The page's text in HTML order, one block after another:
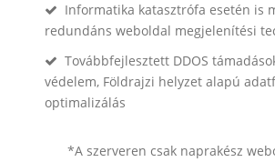
Informatika katasztrófa esetén is
redundáns weboldal megjelenítési
Továbbfejlesztett DDOS
védelem, Földrajzi helyzet alapú
optimalizálás
*A szerveren csak naprakész